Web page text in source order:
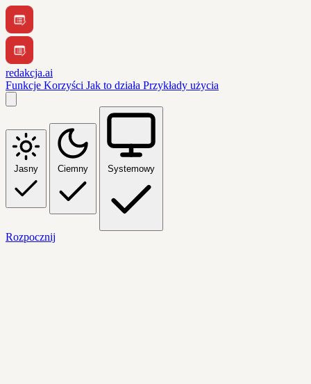
redakcja.ai
Funkcje Korzyści Jak to działa Przykłady użycia
Jasny Ciemny Systemowy
Rozpocznij